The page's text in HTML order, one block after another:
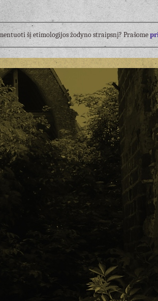
šį etimologijos žodyno straipsnį? Prašome